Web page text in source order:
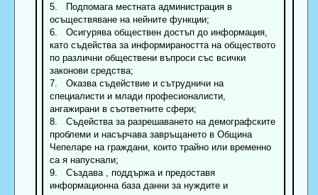
5. Подпомага местната администрация в
осъществяване на нейните функции;
6. Осигурява обществен достъп до информация,
като съдейства за информираността на обществото
по различни обществени въпроси със всички
законови средства;
7. Оказва съдействие и сътрудничи на
специалисти и млади професионалисти,
ангажирани в съответните сфери;
8. Съдейства за разрешаването на демографските
проблеми и насърчава завръщането в Община
Чепеларе на граждани, които трайно или временно
са я напуснали;
9. Създава , поддържа и предоставя
информационна база данни за нуждите и